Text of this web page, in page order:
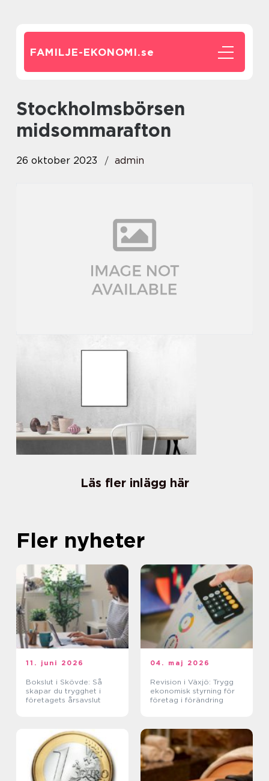
FAMILJE-EKONOMI.se
stockholmsbörsen
midsommarafton
26 oktober 2023 admin
Läs fler inlägg här
Fler nyheter
11. juni 2026
Bokslut i Skövde: Så
skapar du trygghet i
företagets årsavslut
04. maj 2026
Revision i Växjö: Trygg
ekonomisk styrning för
företag i förändring